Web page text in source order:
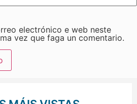
electrónico e web neste
vez que faga un comentario.